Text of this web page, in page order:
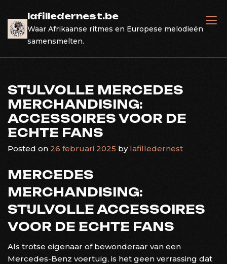
content
lafilledernest.be
Waar Afrikaanse ritmes en Europese melodieën
samensmelten.
STIJLVOLLE MERCEDES
MERCHANDISING:
ACCESSOIRES VOOR DE
ECHTE FANS
Posted on 26 februari 2025 by lafilledernest
MERCEDES
MERCHANDISING:
STIJLVOLLE ACCESSOIRES
VOOR DE ECHTE FANS
Als trotse eigenaar of bewonderaar van een
Mercedes-Benz voertuig, is het geen verrassing dat